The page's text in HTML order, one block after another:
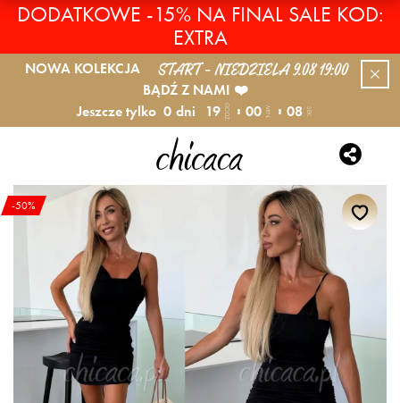
DODATKOWE -15% NA FINAL SALE KOD:
EXTRA
NOWA KOLEKCJA START - NIEDZIELA 9.08 19:00
BĄDŹ Z NAMI ❤️
Jeszcze tylko 0 dni 19 GODZ. 00 MIN. 07 SEK.
-50%